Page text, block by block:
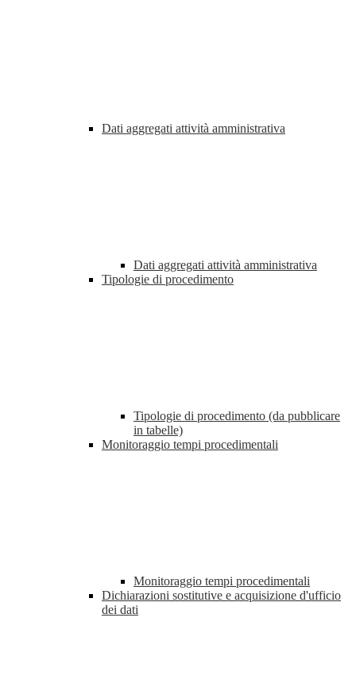
Dati aggregati attività amministrativa
Dati aggregati attività amministrativa
Tipologie di procedimento
Tipologie di procedimento (da pubblicare
in tabelle)
Monitoraggio tempi procedimentali
Monitoraggio tempi procedimentali
Dichiarazioni sostitutive e acquisizione d'ufficio
dei dati